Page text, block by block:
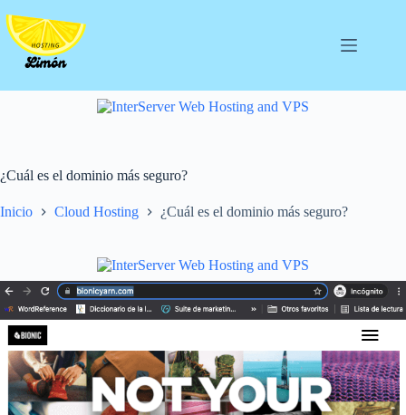
al
contenido
¿Cuál es el dominio más seguro?
Inicio Cloud Hosting ¿Cuál es el dominio más seguro?